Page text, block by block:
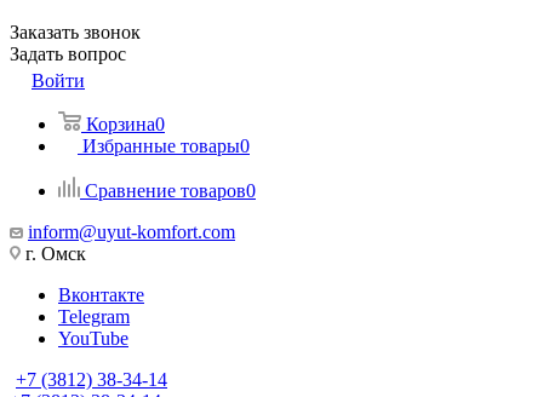
Заказать звонок
Задать вопрос
Войти
Корзина0
Избранные товары0
Сравнение товаров0
inform@uyut-komfort.com
г. Омск
Вконтакте
Telegram
YouTube
+7 (3812) 38-34-14